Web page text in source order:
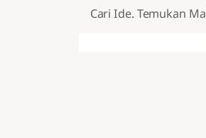
Cari Ide. Temukan